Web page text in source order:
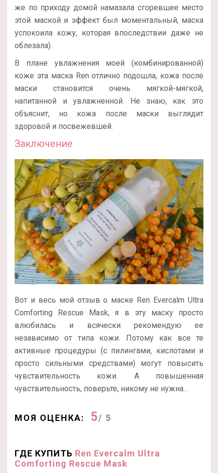
же по приходу домой намазала сгоревшее место
этой маской и эффект был моментальный, маска
успокоила кожу, которая впоследствии даже не
облезала).
В плане увлажнения моей (комбинированной)
коже эта маска Ren отлично подошла, кожа после
маски становится очень мягкой-мягкой,
напитанной и увлажненной. Не знаю, как это
объяснит, но кожа после маски выглядит
здоровой и посвежевшей.
Заключение
Вот и весь мой отзыв о маске Ren Evercalm Ultra
Comforting Rescue Mask, я в эту маску просто
влюбилась и всячески рекомендую ее
независимо от типа кожи. Потому как все те
активные процедуры (с пилингами, кислотами и
просто сильными средствами) могут повысить
чувствительность кожи. А повышенная
чувствительность, поверьте, никому не нужна…
МОЯ ОЦЕНКА: 5/ 5
ГДЕ КУПИТЬ Ren Evercalm Ultra
Comforting Rescue Mask